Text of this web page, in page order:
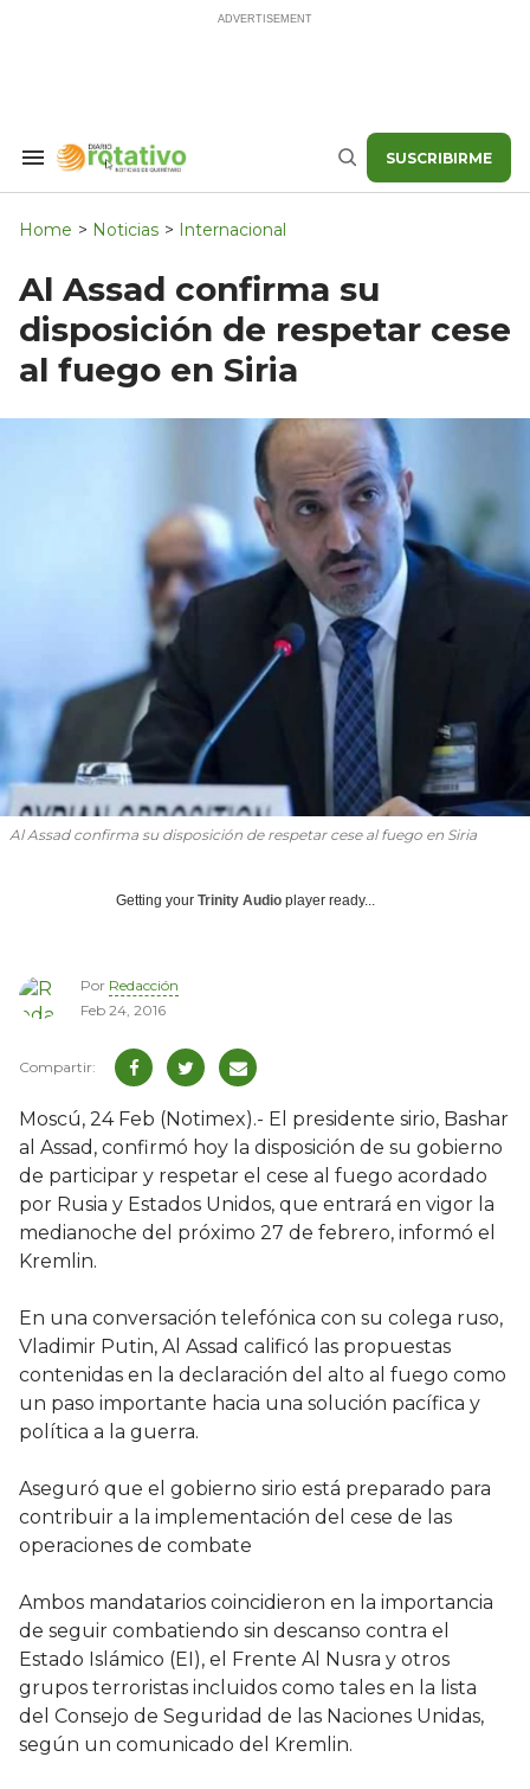
Search
Navigation
Buscar SUSCRIBIRME
Home > Noticias > Internacional
Al Assad confirma su
disposición de respetar cese
al fuego en Siria
Al Assad confirma su disposición de respetar cese al fuego en Siria
Getting your Trinity Audio player ready...
Por Redacción
Feb 24, 2016
Moscú, 24 Feb (Notimex).- El presidente sirio, Bashar
al Assad, confirmó hoy la disposición de su gobierno
de participar y respetar el cese al fuego acordado
por Rusia y Estados Unidos, que entrará en vigor la
medianoche del próximo 27 de febrero, informó el
Kremlin.
En una conversación telefónica con su colega ruso,
Vladimir Putin, Al Assad calificó las propuestas
contenidas en la declaración del alto al fuego como
un paso importante hacia una solución pacífica y
política a la guerra.
Aseguró que el gobierno sirio está preparado para
contribuir a la implementación del cese de las
operaciones de combate
Ambos mandatarios coincidieron en la importancia
de seguir combatiendo sin descanso contra el
Estado Islámico (EI), el Frente Al Nusra y otros
grupos terroristas incluidos como tales en la lista
del Consejo de Seguridad de las Naciones Unidas,
según un comunicado del Kremlin.